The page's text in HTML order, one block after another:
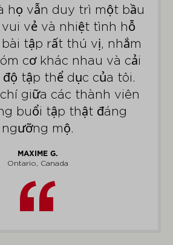
họ vẫn duy trì một bầu
vẻ và nhiệt tình hỗ
tập rất thú vị, nhắm
cơ khác nhau và cải
tập thể dục của tôi.
giữa các thành viên
buổi tập thật đáng
ngưỡng mộ.
MAXIME G.
Ontario, Canada